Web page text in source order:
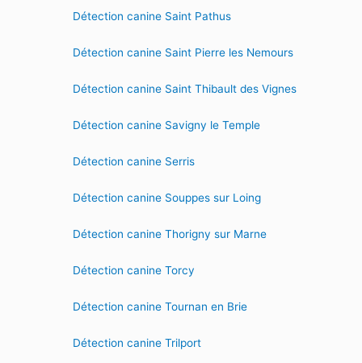
Détection canine Saint Pathus
Détection canine Saint Pierre les Nemours
Détection canine Saint Thibault des Vignes
Détection canine Savigny le Temple
Détection canine Serris
Détection canine Souppes sur Loing
Détection canine Thorigny sur Marne
Détection canine Torcy
Détection canine Tournan en Brie
Détection canine Trilport